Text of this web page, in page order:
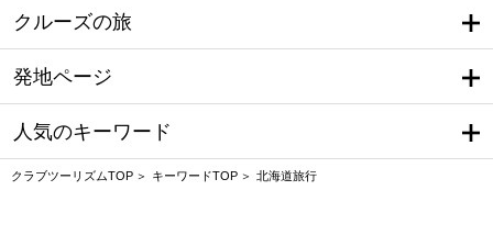
クルーズの旅
発地ページ
人気のキーワード
クラブツーリズムTOP キーワードTOP 北海道旅行